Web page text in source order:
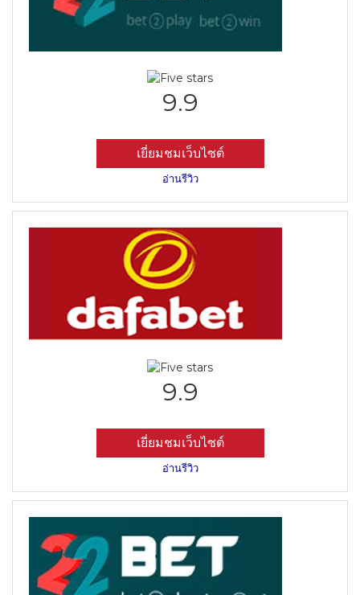
9.9
เยี่ยมชมเว็บไซต์
อ่านรีวิว
9.9
เยี่ยมชมเว็บไซต์
อ่านรีวิว